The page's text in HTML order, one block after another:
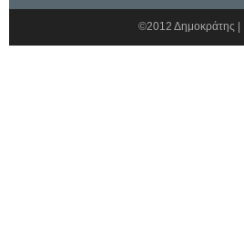
©2012 Δημοκράτης |